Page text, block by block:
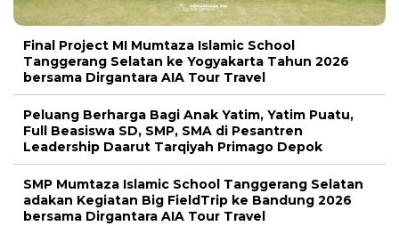
Final Project MI Mumtaza Islamic School
Tanggerang Selatan ke Yogyakarta Tahun 2026
bersama Dirgantara AIA Tour Travel
Peluang Berharga Bagi Anak Yatim, Yatim Puatu,
Full Beasiswa SD, SMP, SMA di Pesantren
Leadership Daarut Tarqiyah Primago Depok
SMP Mumtaza Islamic School Tanggerang Selatan
adakan Kegiatan Big FieldTrip ke Bandung 2026
bersama Dirgantara AIA Tour Travel